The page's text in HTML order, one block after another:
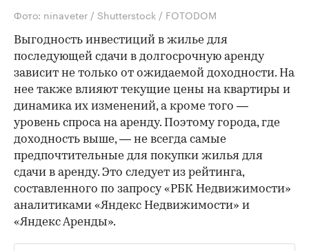
Фото: ninaveter / Shutterstock / FOTODOM
Выгодность инвестиций в жилье для
последующей сдачи в долгосрочную аренду
зависит не только от ожидаемой доходности. На
нее также влияют текущие цены на квартиры и
динамика их изменений, а кроме того —
уровень спроса на аренду. Поэтому города, где
доходность выше, — не всегда самые
предпочтительные для покупки жилья для
сдачи в аренду. Это следует из рейтинга,
составленного по запросу «РБК Недвижимости»
аналитиками «Яндекс Недвижимости» и
«Яндекс Аренды».